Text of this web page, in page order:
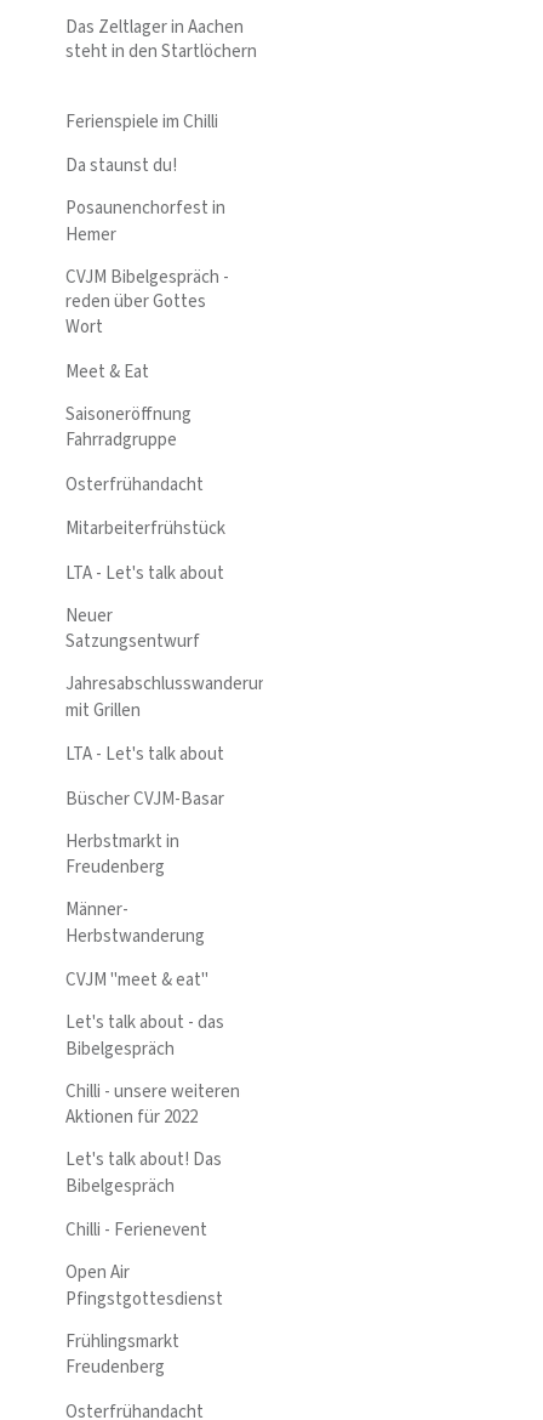
Das Zeltlager in Aachen
steht in den Startlöchern
Ferienspiele im Chilli
Da staunst du!
Posaunenchorfest in
Hemer
CVJM Bibelgespräch -
reden über Gottes
Wort
Meet & Eat
Saisoneröffnung
Fahrradgruppe
Osterfrühandacht
Mitarbeiterfrühstück
LTA - Let's talk about
Neuer
Satzungsentwurf
Jahresabschlusswanderung
mit Grillen
LTA - Let's talk about
Büscher CVJM-Basar
Herbstmarkt in
Freudenberg
Männer-
Herbstwanderung
CVJM "meet & eat"
Let's talk about - das
Bibelgespräch
Chilli - unsere weiteren
Aktionen für 2022
Let's talk about! Das
Bibelgespräch
Chilli - Ferienevent
Open Air
Pfingstgottesdienst
Frühlingsmarkt
Freudenberg
Osterfrühandacht